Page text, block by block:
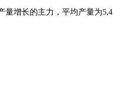
增长的主力，平均产量为